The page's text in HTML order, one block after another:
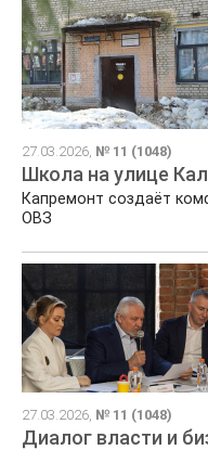
27.03.2026, № 11 (1048)
Школа на улице
Капремонт создаёт
ОВЗ
27.03.2026, № 11 (1048)
Диалог власти и